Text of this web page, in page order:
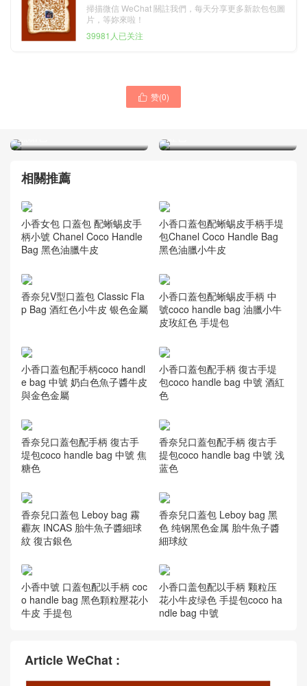
掃描微信 WeChat 關註我們，每天分享更多新款包包圖
片，等妳來啦！
39981人已关注
 赞(0)
香奈兒口蓋包配手柄 復古手
小香口蓋包配手柄 復古手堤
相關推薦
小香女包 口蓋包 配蜥蜴皮手
柄小號 Chanel Coco Handle
Bag 黑色油臘牛皮
小香口蓋包配蜥蜴皮手柄手堤
包Chanel Coco Handle Bag
黑色油臘小牛皮
香奈兒V型口蓋包 Classic Fla
p Bag 酒红色小牛皮 银色金屬
小香口蓋包配蜥蜴皮手柄 中
號coco handle bag 油臘小牛
皮玫紅色 手堤包
小香口蓋包配手柄coco handl
e bag 中號 奶白色魚子醬牛皮
與金色金屬
小香口蓋包配手柄 復古手堤
包coco handle bag 中號 酒紅
色
香奈兒口蓋包配手柄 復古手
堤包coco handle bag 中號 焦
糖色
香奈兒口蓋包配手柄 復古手
提包coco handle bag 中號 浅
蓝色
香奈兒口蓋包 Leboy bag 霧
霾灰 INCAS 胎牛魚子醬細球
紋 復古銀色
香奈兒口蓋包 Leboy bag 黑
色 纯钢黑色金属 胎牛魚子醬
細球紋
小香中號 口蓋包配以手柄 coc
o handle bag 黑色顆粒壓花小
牛皮 手提包
小香口盖包配以手柄 颗粒压
花小牛皮绿色 手提包coco ha
ndle bag 中號
Article WeChat :